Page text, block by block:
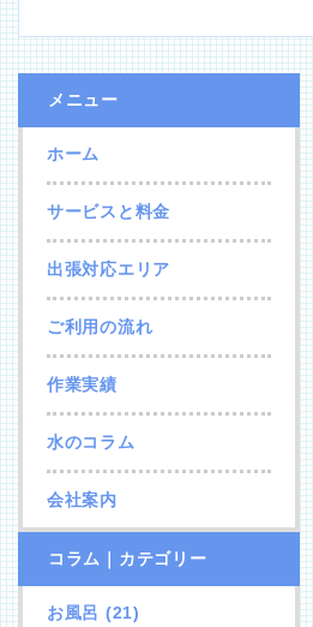
メニュー
ホーム
サービスと料金
出張対応エリア
ご利用の流れ
作業実績
水のコラム
会社案内
コラム｜カテゴリー
お風呂 (21)